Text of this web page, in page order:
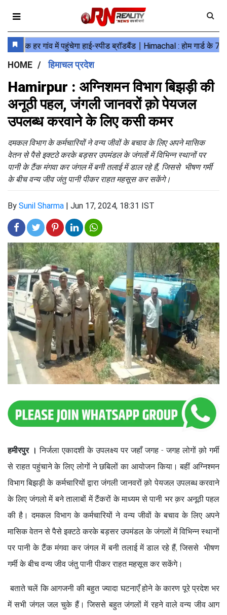
HOME हिमाचल प्रदेश
Hamirpur : अग्निशमन विभाग बिझड़ी की
अनूठी पहल, जंगली जानवरों क़ो पेयजल
उपलब्ध करवाने के लिए कसी कमर
दमकल विभाग के कर्मचारियों ने वन्य जीवों के बचाव के लिए अपने मासिक
वेतन से पैसे इक्टठे करके बड़सर उपमंडल के जंगलों में विभिन्न स्थानों पर
पानी के टैंक मंगवा कर जंगल में बनी तलाई में डाल रहे हैं, जिससे भीषण गर्मी
के बीच वन्य जीव जंतु पानी पीकर राहत महसूस कर सकेंगे।
By Sunil Sharma | Jun 17, 2024, 18:31 IST
हमीरपुर । निर्जला एकादशी के उपलक्ष्य पर जहाँ जगह - जगह लोगों क़ो गर्मी
से राहत पहुंचाने के लिए लोगों ने छबिलों का आयोजन किया। बहीं अग्निश्मन
विभाग बिझड़ी के कर्मचारियों द्वारा जंगली जानवरों क़ो पेयजल उपलब्ध करवाने
के लिए जंगलो में बने तालाबों में टैंकरों के माध्यम से पानी भर क़र अनूठी पहल
की है। दमकल विभाग के कर्मचारियों ने वन्य जीवों के बचाव के लिए अपने
मासिक वेतन से पैसे इक्टठे करके बड़सर उपमंडल के जंगलों में विभिन्न स्थानों
पर पानी के टैंक मंगवा कर जंगल में बनी तलाई में डाल रहे हैं, जिससे भीषण
गर्मी के बीच वन्य जीव जंतु पानी पीकर राहत महसूस कर सकेंगे।
बताते चलें कि आगजनी की बहुत ज्यादा घटनाएँ होने के कारण पूरे प्रदेश भर
में सभी जंगल जल चुके हैं। जिससे बहुत जंगलों में रहने वाले वन्य जीव आग